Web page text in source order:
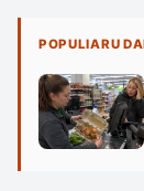
POPULIARU